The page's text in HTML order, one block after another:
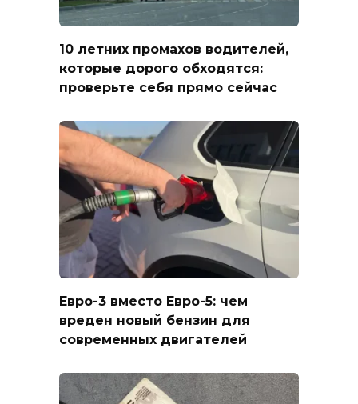
10 летних промахов водителей,
которые дорого обходятся:
проверьте себя прямо сейчас
Евро-3 вместо Евро-5: чем
вреден новый бензин для
современных двигателей